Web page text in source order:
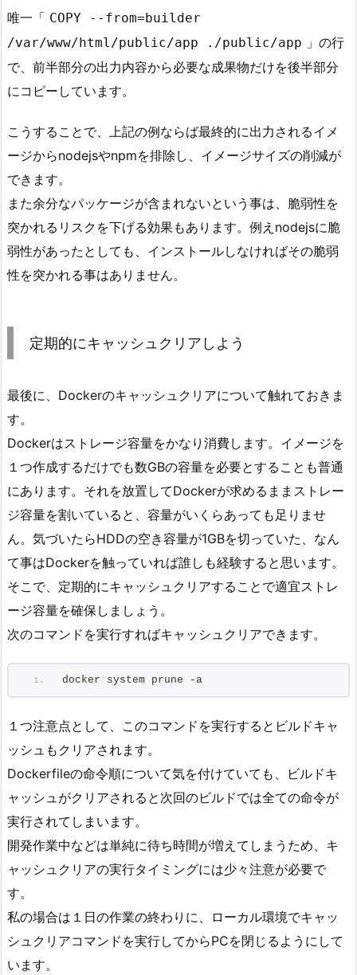
唯一「 COPY --from=builder
/var/www/html/public/app ./public/app 」の行
で、前半部分の出力内容から必要な成果物だけを後半部分
にコピーしています。
こうすることで、上記の例ならば最終的に出力されるイメ
ージからnodejsやnpmを排除し、イメージサイズの削減が
できます。
また余分なパッケージが含まれないという事は、脆弱性を
突かれるリスクを下げる効果もあります。例えnodejsに脆
弱性があったとしても、インストールしなければその脆弱
性を突かれる事はありません。
定期的にキャッシュクリアしよう
最後に、Dockerのキャッシュクリアについて触れておきま
す。
Dockerはストレージ容量をかなり消費します。イメージを
１つ作成するだけでも数GBの容量を必要とすることも普通
にあります。それを放置してDockerが求めるままストレー
ジ容量を割いていると、容量がいくらあっても足りませ
ん。気づいたらHDDの空き容量が1GBを切っていた、なん
て事はDockerを触っていれば誰しも経験すると思います。
そこで、定期的にキャッシュクリアすることで適宜ストレ
ージ容量を確保しましょう。
次のコマンドを実行すればキャッシュクリアできます。
docker system prune -a
１つ注意点として、このコマンドを実行するとビルドキャ
ッシュもクリアされます。
Dockerfileの命令順について気を付けていても、ビルドキ
ャッシュがクリアされると次回のビルドでは全ての命令が
実行されてしまいます。
開発作業中などは単純に待ち時間が増えてしまうため、キ
ャッシュクリアの実行タイミングには少々注意が必要で
す。
私の場合は１日の作業の終わりに、ローカル環境でキャッ
シュクリアコマンドを実行してからPCを閉じるようにして
います。